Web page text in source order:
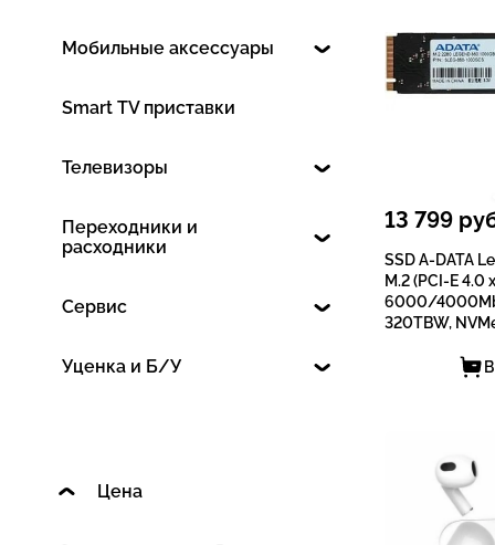
Мобильные аксессуары
Smart TV приставки
Телевизоры
Переходники и
расходники
Сервис
Уценка и Б/У
Цена
13 799
SSD A-DATA
M.2 (PCI-E 4.0
6000/
320TBW,